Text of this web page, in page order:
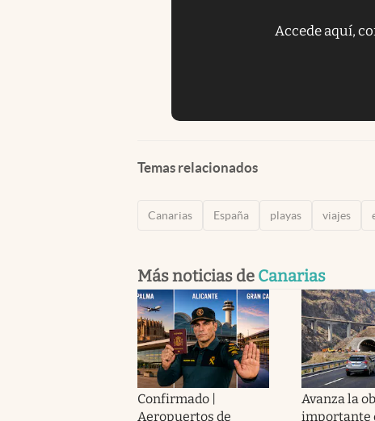
Accede aquí,
Temas relacionados
Canarias España playas viajes
Más noticias de Canarias
Confirmado |
Aeropuertos de
Avanza la
importante